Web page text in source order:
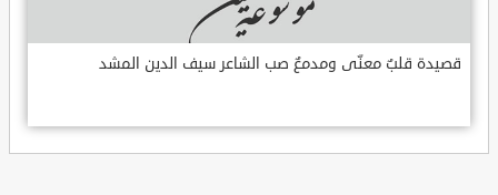
قصيدة قلبٌ معنّى ومدمعٌ صب الشاعر سيف الدين المشد